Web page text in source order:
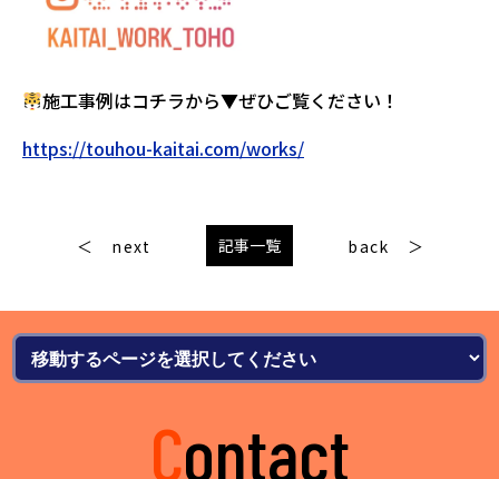
施工事例はコチラから▼ぜひご覧ください！
https://touhou-kaitai.com/works/
next 記事一覧 back
Contact